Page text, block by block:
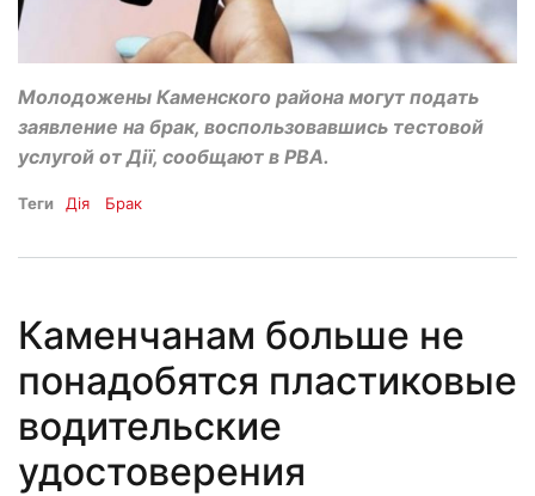
Молодожены Каменского района могут подать
заявление на брак, воспользовавшись тестовой
услугой от Дії, сообщают в РВА.
Теги Дія Брак
Каменчанам больше не
понадобятся пластиковые
водительские
удостоверения